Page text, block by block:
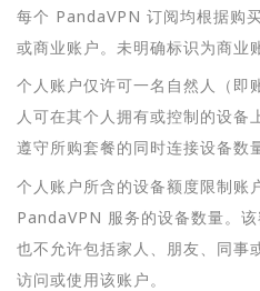
每个 PandaVPN 订阅均根据购
或商业账户。未明确标识为商业
个人账户仅许可一名自然人（即
人可在其个人拥有或控制的设
遵守所购套餐的同时连接设备数
个人账户所含的设备额度限制账
PandaVPN 服务的设备数量。
也不允许包括家人、朋友、同事
访问或使用该账户。